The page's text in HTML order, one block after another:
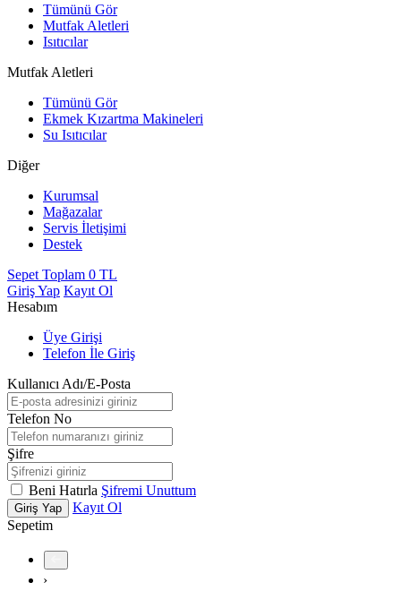
Tümünü Gör
Mutfak Aletleri
Isıtıcılar
Mutfak Aletleri
Tümünü Gör
Ekmek Kızartma Makineleri
Su Isıtıcılar
Diğer
Kurumsal
Mağazalar
Servis İletişimi
Destek
Sepet Toplam 0 TL
Giriş Yap Kayıt Ol
Hesabım
Üye Girişi
Telefon İle Giriş
Kullanıcı Adı/E-Posta
Telefon No
Şifre
Beni Hatırla Şifremi Unuttum
Giriş Yap
Kayıt Ol
Sepetim
›